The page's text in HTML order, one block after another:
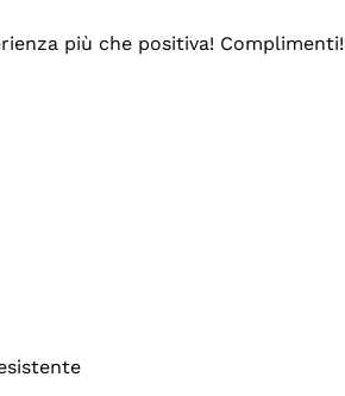
più che positiva! Complimenti!